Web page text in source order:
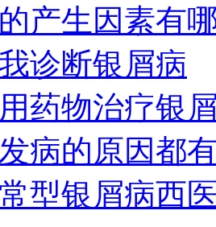
产生因素有
诊断银屑病
药物治疗银
病的原因都
型银屑病西